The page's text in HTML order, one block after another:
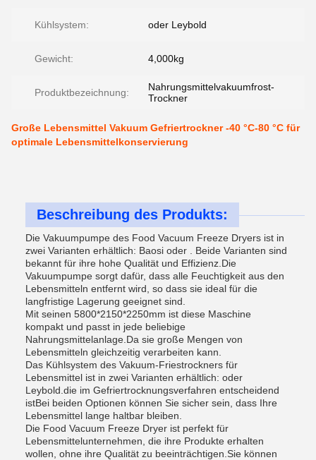
Kühlsystem: oder Leybold
Gewicht: 4,000kg
Produktbezeichnung:
Nahrungsmittelvakuumfrost-
Trockner
Große Lebensmittel Vakuum Gefriertrockner -40 °C-80 °C für
optimale Lebensmittelkonservierung
Beschreibung des Produkts:
Die Vakuumpumpe des Food Vacuum Freeze Dryers ist in
zwei Varianten erhältlich: Baosi oder . Beide Varianten sind
bekannt für ihre hohe Qualität und Effizienz.Die
Vakuumpumpe sorgt dafür, dass alle Feuchtigkeit aus den
Lebensmitteln entfernt wird, so dass sie ideal für die
langfristige Lagerung geeignet sind.
Mit seinen 5800*2150*2250mm ist diese Maschine
kompakt und passt in jede beliebige
Nahrungsmittelanlage.Da sie große Mengen von
Lebensmitteln gleichzeitig verarbeiten kann.
Das Kühlsystem des Vakuum-Friestrockners für
Lebensmittel ist in zwei Varianten erhältlich: oder
Leybold.die im Gefriertrocknungsverfahren entscheidend
istBei beiden Optionen können Sie sicher sein, dass Ihre
Lebensmittel lange haltbar bleiben.
Die Food Vacuum Freeze Dryer ist perfekt für
Lebensmittelunternehmen, die ihre Produkte erhalten
wollen, ohne ihre Qualität zu beeinträchtigen.Sie können